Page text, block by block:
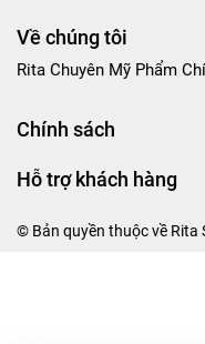
Về chúng tôi
Rita Chuyên Mỹ Phẩm
Chính sách
Hỗ trợ khách hàng
© Bản quyền thuộc về Rita